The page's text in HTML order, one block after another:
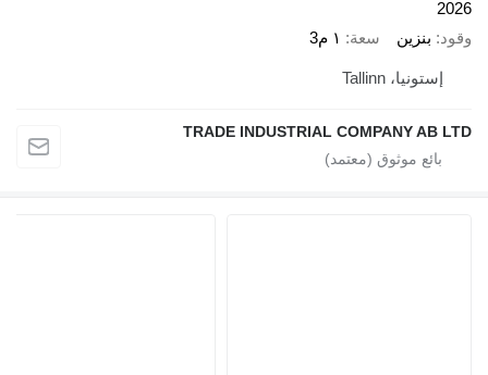
2026
وقود بنزين سعة ١ م3
إستونيا، Tallinn
TRADE INDUSTRIAL COMPANY AB LTD